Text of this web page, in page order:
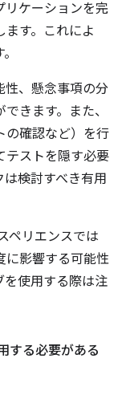
リケーションを完
す。これによ
性、懸念事項の分
きます。また、
の確認など）を行
テストを隠す必要
検討すべき有用
ペリエンスでは
に影響する可能性
を使用する際は注
する必要がある